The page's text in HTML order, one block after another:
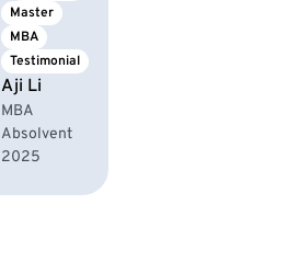
Master
MBA
Testimonial
Aji Li
MBA
Absolvent
2025